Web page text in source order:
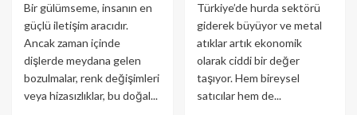
Bir gülümseme, insanın en
güçlü iletişim aracıdır.
Ancak zaman içinde
dişlerde meydana gelen
bozulmalar, renk değişimleri
veya hizasızlıklar, bu doğal...
Türkiye’de hurda sektörü
giderek büyüyor ve metal
atıklar artık ekonomik
olarak ciddi bir değer
taşıyor. Hem bireysel
satıcılar hem de...